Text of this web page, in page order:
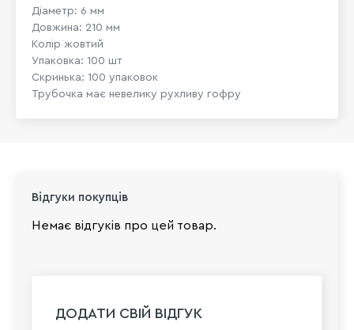
Діаметр: 6 мм
Довжина: 210 мм
Колір жовтий
Упаковка: 100 шт
Скринька: 100 упаковок
Трубочка має невелику рухливу гофру
Відгуки покупців
Немає відгуків про цей товар.
ДОДАТИ СВІЙ ВІДГУК